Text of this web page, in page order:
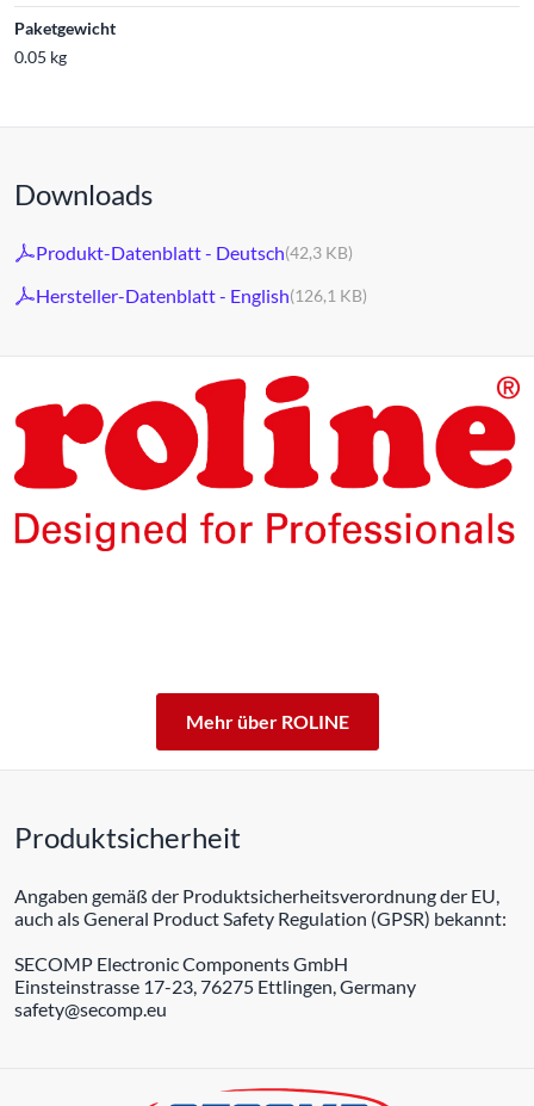
Paketgewicht
0.05 kg
Downloads
Produkt-Datenblatt - Deutsch(42,3 KB)
Hersteller-Datenblatt - English(126,1 KB)
Mehr über ROLINE
Produktsicherheit
Angaben gemäß der Produktsicherheitsverordnung der EU,
auch als General Product Safety Regulation (GPSR) bekannt:
SECOMP Electronic Components GmbH
Einsteinstrasse 17-23, 76275 Ettlingen, Germany
safety@secomp.eu